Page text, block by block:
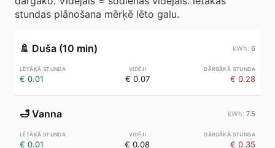
stundas plānošana mērķē lēto galu.
🚿 Duša (10 min) 6
€ 0.01 € 0.07 € 0.28
🛁 Vanna 7.5
€ 0.01 € 0.08 € 0.35